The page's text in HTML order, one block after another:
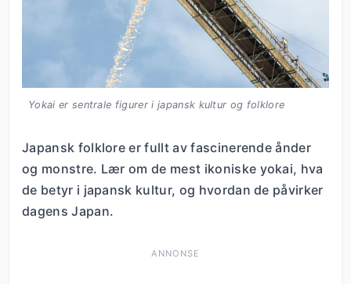
Yokai er sentrale figurer i japansk kultur og folklore
Japansk folklore er fullt av fascinerende ånder
og monstre. Lær om de mest ikoniske yokai, hva
de betyr i japansk kultur, og hvordan de påvirker
dagens Japan.
ANNONSE